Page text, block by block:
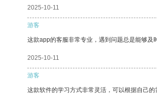
2025-10-11
游客
这款app的客服非常专业，遇到问题总是能够及
2025-10-11
游客
这款软件的学习方式非常灵活，可以根据自己的